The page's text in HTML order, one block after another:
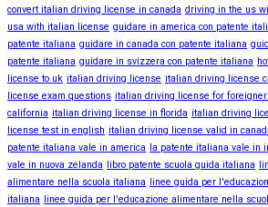
convert italian driving license in canada driving in the us
usa with italian license guidare in america con patente
patente italiana guidare in canada con patente italiana
patente italiana guidare in svizzera con patente italiana
license to uk italian driving license italian driving license
license exam questions italian driving license for
california italian driving license in florida italian driving
license test in english italian driving license valid in
patente italiana vale in america
la patente italiana vale in
vale in nuova zelanda
libro patente scuola guida italiana
alimentare nella scuola italiana
linee guida per
italiana
linee guida per l'educazione alimentare nella